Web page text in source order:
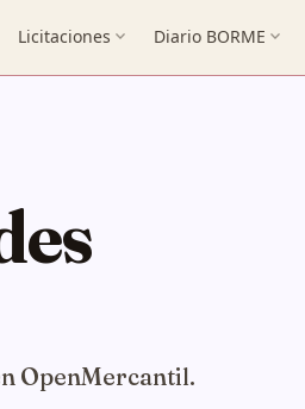
Licitaciones expand_more Diario BORME expand_more
OpenMercantil.